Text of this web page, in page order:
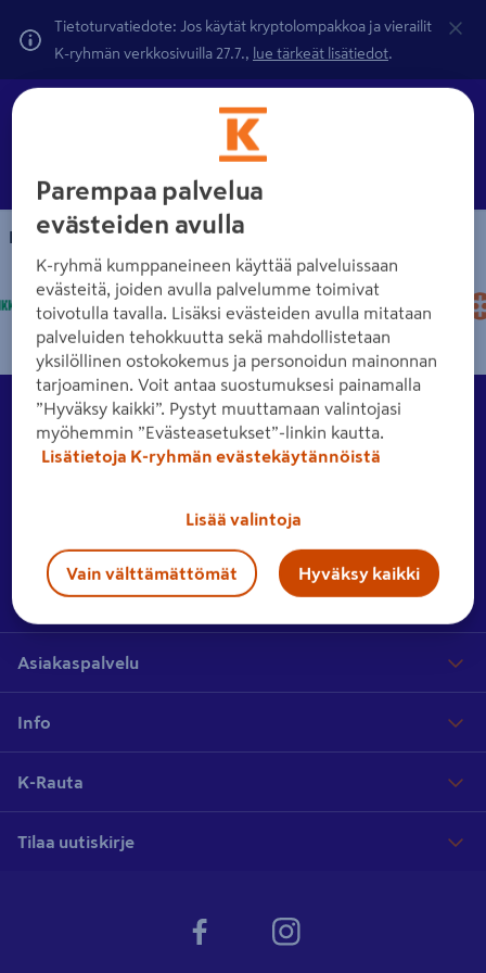
Tietoturvatiedote: Jos käytät kryptolompakkoa ja vierailit
K-ryhmän verkkosivuilla 27.7., lue tärkeät lisätiedot.
Maksutavat
Asiakkuus
Tutustu eri asiakkuusvaihtoehtoihin K-Raudassa.
Jätä meille palautetta tai lähetä yhteydenottopyyntö.
Hae myymälää
Etsi lähin myymäläsi laajasta myymäläverkostostamme
Asiakaspalvelu
Info
K-Rauta
Tilaa uutiskirje
Parempaa palvelua
evästeiden avulla
K-ryhmä kumppaneineen käyttää palveluissaan
evästeitä, joiden avulla palvelumme toimivat
toivotulla tavalla. Lisäksi evästeiden avulla mitataan
palveluiden tehokkuutta sekä mahdollistetaan
yksilöllinen ostokokemus ja personoidun mainonnan
tarjoaminen. Voit antaa suostumuksesi painamalla
”Hyväksy kaikki”. Pystyt muuttamaan valintojasi
myöhemmin ”Evästeasetukset”-linkin kautta.
Lisätietoja K-ryhmän evästekäytännöistä
Lisää valintoja
Vain välttämättömät Hyväksy kaikki